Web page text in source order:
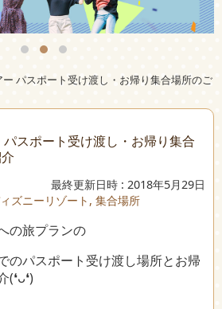
ー パスポート受け渡し・お帰り集合場所のご
パスポート受け渡し・お帰り集合
最終更新日時 : 2018年5月29日
ズニーリゾート ,集合場所
の旅プランの
のパスポート受け渡し場所とお帰
(❛ᴗ❛)